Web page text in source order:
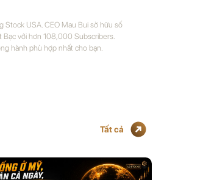
Stock USA. CEO Mau Bui sở hữu số
với hơn 108,000 Subscribers.
hành phù hợp nhất cho bạn.
Tất cả